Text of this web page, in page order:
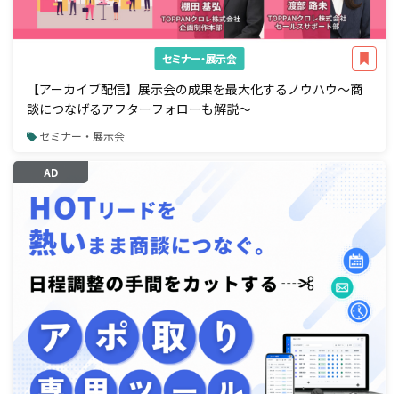
セミナー・展示会
【アーカイブ配信】展示会の成果を最大化するノウハウ～商
談につなげるアフターフォローも解説～
セミナー・展示会
AD